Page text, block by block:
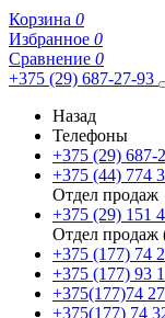
Корзина 0
Избранное 0
Сравнение 0
+375 (29) 687-27-93
Назад
Телефоны
+375 (29) 687-
+375 (44) 774
Отдел продаж
+375 (29) 151
Отдел
+375 (177) 74
+375 (177) 93
+375(177)74
+375(177) 74